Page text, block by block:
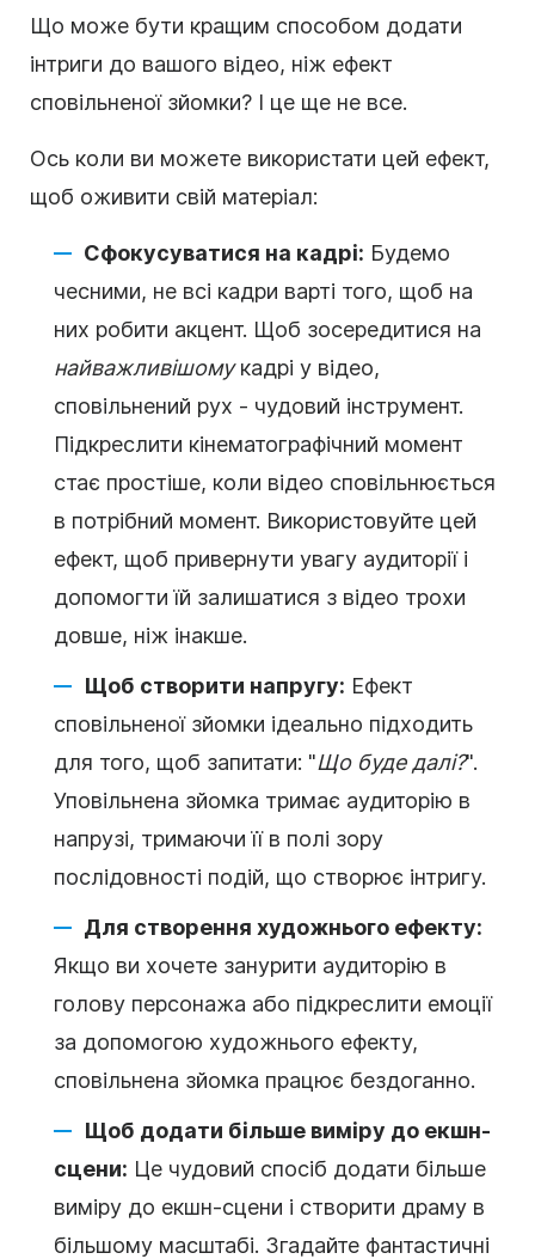
Що може бути кращим способом додати
інтриги до вашого відео, ніж ефект
сповільненої зйомки? І це ще не все.
Ось коли ви можете використати цей ефект,
щоб оживити свій матеріал:
Сфокусуватися на кадрі: Будемо
чесними, не всі кадри варті того, щоб на
них робити акцент. Щоб зосередитися на
найважливішомукадрі у відео,
сповільнений рух - чудовий інструмент.
Підкреслити кінематографічний момент
стає простіше, коли відео сповільнюється
в потрібний момент. Використовуйте цей
ефект, щоб привернути увагу аудиторії і
допомогти їй залишатися з відео трохи
довше, ніж інакше.
Щоб створити напругу: Ефект
сповільненої зйомки ідеально підходить
для того, щоб запитати: "Що буде далі?".
Уповільнена зйомка тримає аудиторію в
напрузі, тримаючи її в полі зору
послідовності подій, що створює інтригу.
Для створення художнього ефекту:
Якщо ви хочете занурити аудиторію в
голову персонажа або підкреслити емоції
за допомогою художнього ефекту,
сповільнена зйомка працює бездоганно.
Щоб додати більше виміру до екшн-
сцени: Це чудовий спосіб додати більше
виміру до екшн-сцени і створити драму в
більшому масштабі. Згадайте фантастичні